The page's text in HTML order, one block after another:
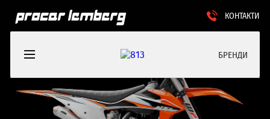
КОНТАКТИ
БРЕНДИ